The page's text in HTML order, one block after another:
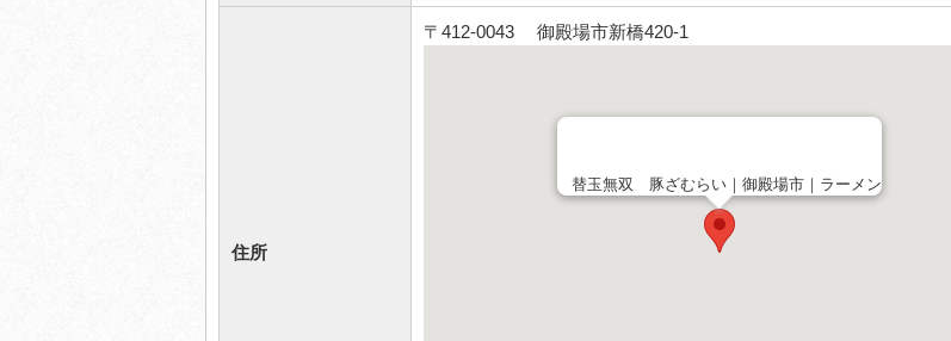
住所
〒412-0043 御殿場市新橋420-1
替玉無双 豚ざむらい｜御殿場市｜ラーメン